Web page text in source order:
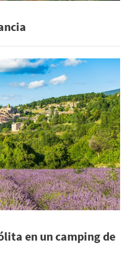
en un camping de